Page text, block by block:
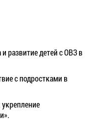
развитие детей с ОВЗ в
с подростками в